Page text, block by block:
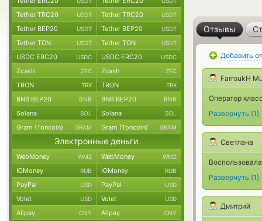
Отзывы
Добавить
FarroukH
Оператор
Развернуть (1)
Светлана
Развернуть (1)
Дмитрий
Tether TRC20 USDT Tether TRC20 USDT
Tether BEP20 USDT Tether BEP20 USDT
Tether TON USDT Tether TON USDT
USDC ERC20 USDC USDC ERC20 USDC
Zcash ZEC Zcash ZEC
TRON TRX TRON TRX
BNB BEP20 BNB BNB BEP20 BNB
Solana SOL Solana SOL
Gram (Toncoin) GRAM Gram (Toncoin) GRAM
Электронные деньги
WebMoney WMZ WebMoney WMZ
ЮMoney RUB ЮMoney RUB
PayPal USD PayPal USD
Volet USD Volet USD
Alipay CNY Alipay CNY